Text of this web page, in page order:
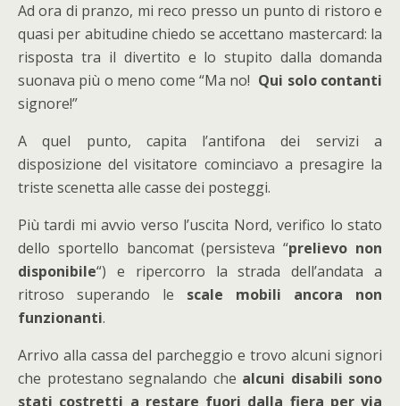
Ad ora di pranzo, mi reco presso un punto di ristoro e
quasi per abitudine chiedo se accettano mastercard: la
risposta tra il divertito e lo stupito dalla domanda
suonava più o meno come “Ma no! Qui solo contanti
signore!”
A quel punto, capita l’antifona dei servizi a
disposizione del visitatore cominciavo a presagire la
triste scenetta alle casse dei posteggi.
Più tardi mi avvio verso l’uscita Nord, verifico lo stato
dello sportello bancomat (persisteva “prelievo non
disponibile“) e ripercorro la strada dell’andata a
ritroso superando le scale mobili ancora non
funzionanti.
Arrivo alla cassa del parcheggio e trovo alcuni signori
che protestano segnalando che alcuni disabili sono
stati costretti a restare fuori dalla fiera per via